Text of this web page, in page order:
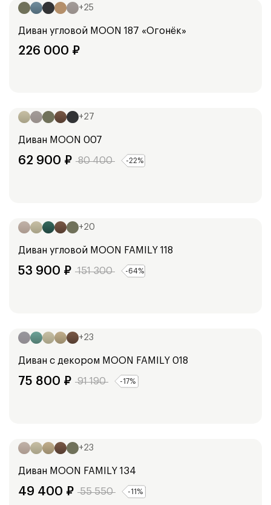
+25
Диван угловой MOON 187 «Огонёк»
226 000 ₽
+27
Диван MOON 007
62 900 ₽ 80 400 -22%
+20
Диван угловой MOON FAMILY 118
53 900 ₽ 151 300 -64%
+23
Диван с декором MOON FAMILY 018
75 800 ₽ 91 190 -17%
+23
Диван MOON FAMILY 134
49 400 ₽ 55 550 -11 %